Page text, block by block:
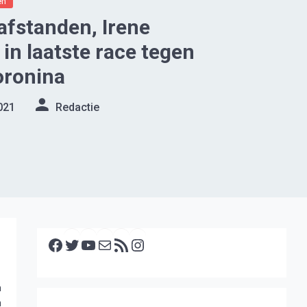
Irene
laatste race tegen
Redactie
Facebook Twitter YouTube E-mail RSS feed